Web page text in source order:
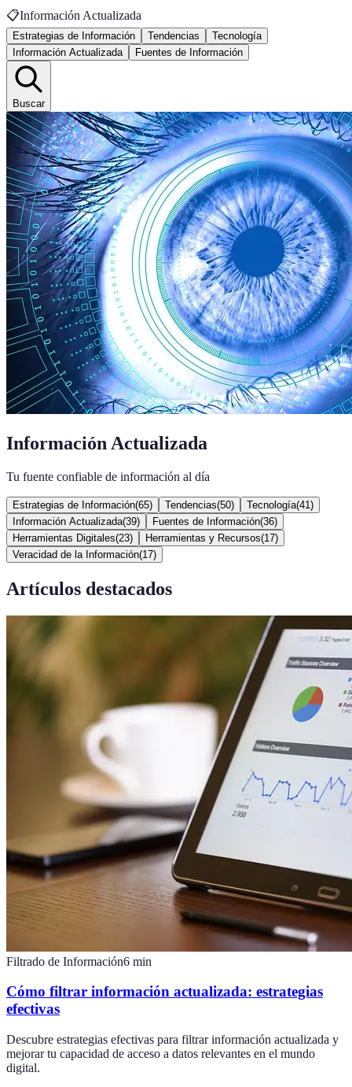
📋Información Actualizada
Estrategias de Información Tendencias
Tecnología
Información Actualizada
Fuentes de Información
Buscar
Información Actualizada
Tu fuente confiable de información al día
Estrategias de Información(65) Tendencias(50) Tecnología(41 )
Información Actualizada(39) Fuentes de Información(36)
Herramientas Digitales(23) Herramientas y Recursos(17)
Veracidad de la Información(17)
Artículos destacados
Filtrado de Información6 min
Cómo filtrar información actualizada: estrategias
efectivas
Descubre estrategias efectivas para filtrar información actualizada y
mejorar tu capacidad de acceso a datos relevantes en el mundo
digital.